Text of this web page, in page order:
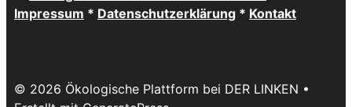
Impressum * Datenschutzerklärung * Kontakt
© 2026 Ökologische Plattform bei DER LINKEN •